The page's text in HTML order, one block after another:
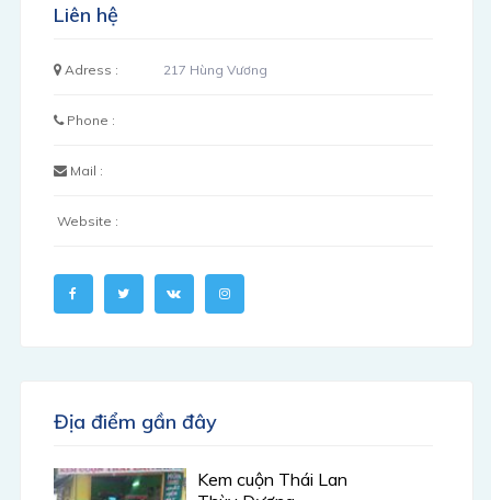
Liên hệ
Adress : 217 Hùng Vương
Phone :
Mail :
Website :
Địa điểm gần đây
Kem cuộn Thái Lan